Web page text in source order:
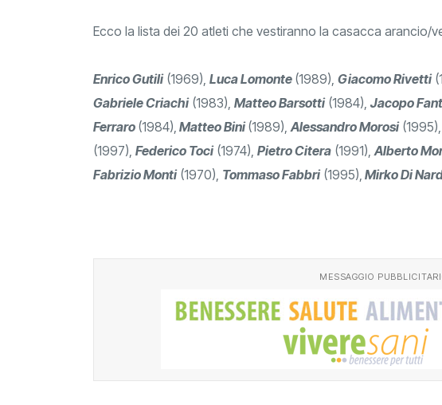
Ecco la lista dei 20 atleti che vestiranno la casacca arancio/
Enrico Gutili(1969), Luca Lomonte (1989), Giacomo Rivetti
Gabriele Criachi(1983), Matteo Barsotti(1984), Jacopo
Ferraro (1984), Matteo Bini(1989),Alessandro Morosi
(1997), Federico Toci(1974), Pietro Citera (1991),Alberto
Fabrizio Monti(1970), Tommaso Fabbri(1995), Mirko Di
MESSAGGIO